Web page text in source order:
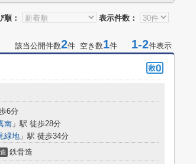
順： 表示件数：
該当公開件数2件 空き数1件 1-2件表示
6分
南 」駅 徒歩28分
緑地 」駅 徒歩34分
鉄骨造